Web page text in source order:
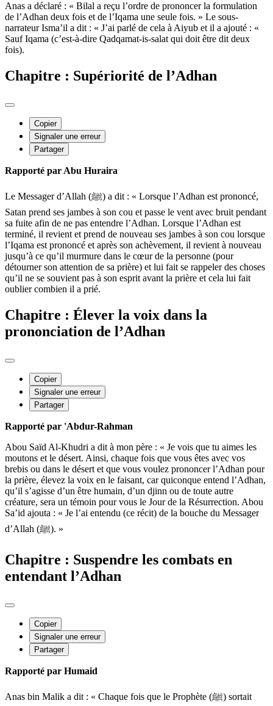
Anas a déclaré : « Bilal a reçu l’ordre de prononcer la formulation
de l’Adhan deux fois et de l’Iqama une seule fois. » Le sous-
narrateur Isma’il a dit : « J’ai parlé de cela à Aiyub et il a ajouté : «
Sauf Iqama (c’est-à-dire Qadqamat-is-salat qui doit être dit deux
fois).
Chapitre : Supériorité de l’Adhan
Copier
Signaler une erreur
Partager
Rapporté par Abu Huraira
Le Messager d’Allah (ﷺ) a dit : « Lorsque l’Adhan est prononcé,
Satan prend ses jambes à son cou et passe le vent avec bruit pendant
sa fuite afin de ne pas entendre l’Adhan. Lorsque l’Adhan est
terminé, il revient et prend de nouveau ses jambes à son cou lorsque
l’Iqama est prononcé et après son achèvement, il revient à nouveau
jusqu’à ce qu’il murmure dans le cœur de la personne (pour
détourner son attention de sa prière) et lui fait se rappeler des choses
qu’il ne se souvient pas à son esprit avant la prière et cela lui fait
oublier combien il a prié.
Chapitre : Élever la voix dans la
prononciation de l’Adhan
Copier
Signaler une erreur
Partager
Rapporté par 'Abdur-Rahman
Abou Saïd Al-Khudri a dit à mon père : « Je vois que tu aimes les
moutons et le désert. Ainsi, chaque fois que vous êtes avec vos
brebis ou dans le désert et que vous voulez prononcer l’Adhan pour
la prière, élevez la voix en le faisant, car quiconque entend l’Adhan,
qu’il s’agisse d’un être humain, d’un djinn ou de toute autre
créature, sera un témoin pour vous le Jour de la Résurrection. Abou
Sa’id ajouta : « Je l’ai entendu (ce récit) de la bouche du Messager
d’Allah (ﷺ). »
Chapitre : Suspendre les combats en
entendant l’Adhan
Copier
Signaler une erreur
Partager
Rapporté par Humaid
Anas bin Malik a dit : « Chaque fois que le Prophète (ﷺ) sortait